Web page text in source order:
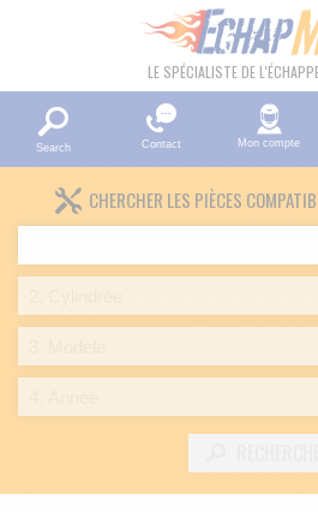
LE SPÉCIALISTE DE
Search Contact Mon compte
CHERCHER LES PIÈCES